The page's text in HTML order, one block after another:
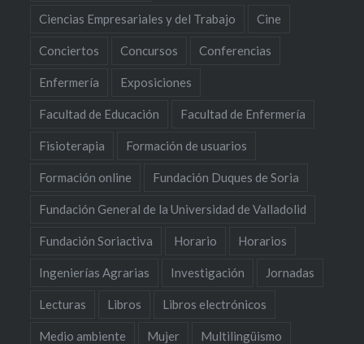
Ciencias Empresariales y del Trabajo Cine
Conciertos Concursos Conferencias
Enfermería Exposiciones
Facultad de Educación Facultad de Enfermería
Fisioterapia Formación de usuarios
Formación online Fundación Duques de Soria
Fundación General de la Universidad de Valladolid
Fundación Soriactiva Horario Horarios
Ingenierías Agrarias Investigación Jornadas
Lecturas Libros Libros electrónicos
Medio ambiente Mujer Multilingüismo